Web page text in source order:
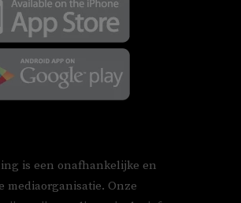
is een onafhankelijke en
mediaorganisatie. Onze